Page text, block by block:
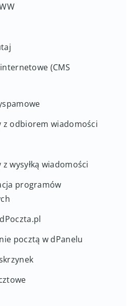
(CMS
z odbiorem wiadomości
wysyłką wiadomości
programów
pocztą w dPanelu